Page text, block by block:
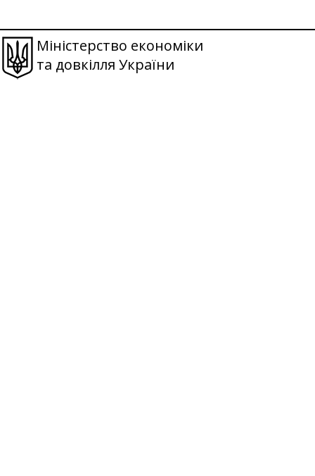
Міністерство економіки
та довкілля України